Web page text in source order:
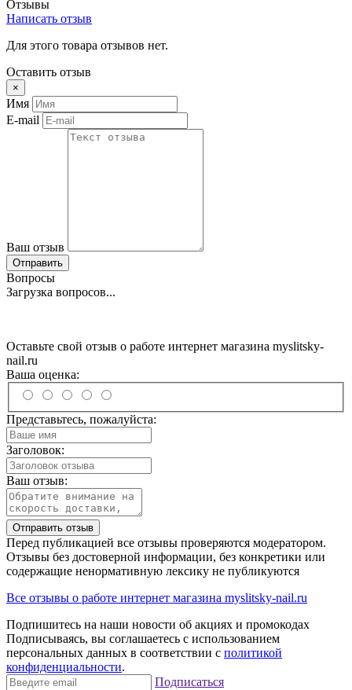
Отзывы
Написать отзыв
Для этого товара отзывов нет.
Оставить отзыв
×
Имя
E-mail
Ваш отзыв
Отправить
Вопросы
Загрузка вопросов...
Оставьте свой отзыв о работе интернет магазина myslitsky-
nail.ru
Ваша оценка:
Представьтесь, пожалуйста:
Заголовок:
Ваш отзыв:
Отправить отзыв
Перед публикацией все отзывы проверяются модератором.
Отзывы без достоверной информации, без конкретики или
содержащие ненормативную лексику не публикуются
Все отзывы о работе интернет магазина myslitsky-nail.ru
Подпишитесь на наши новости об акциях и промокодах
Подписываясь, вы соглашаетесь с использованием
персональных данных в соответствии с политикой
конфиденциальности.
Подписаться